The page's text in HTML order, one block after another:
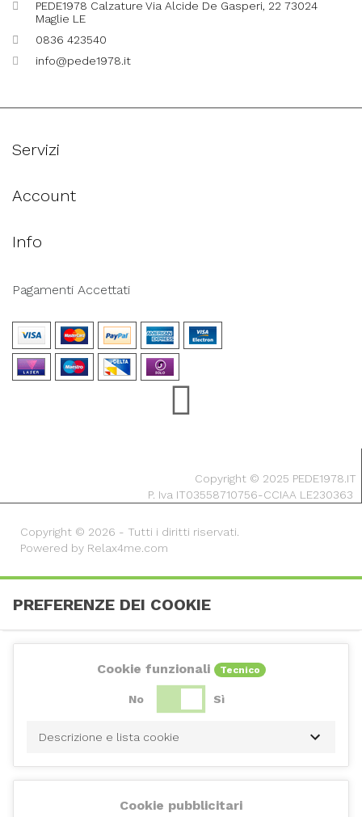
PEDE1978 Calzature Via Alcide De Gasperi, 22 73024
Maglie LE
0836 423540
info@pede1978.it
Servizi
Account
Info
Pagamenti Accettati
Copyright © 2025 PEDE1978.IT
P. Iva IT03558710756-CCIAA LE230363
Copyright © 2026 - Tutti i diritti riservati.
Powered by Relax4me.com
PREFERENZE DEI COOKIE
Cookie funzionali Tecnico
No Sì
Descrizione e lista cookie
Cookie pubblicitari